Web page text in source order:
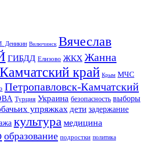
Деникин Вилючинск Вячеслав
ГИБДД Елизово ЖКХ Жанна
Камчатский край Крым МЧС
Петропавловск-Камчатский
Турция Украина безопасность выборы
упряжках дети задержание
культура медицина
образование подростки политика